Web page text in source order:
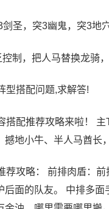
圣，突3幽鬼，突3地
制，把人马替换龙骑
型搭配问题,求解答!
搭配推荐攻略来啦！
地小牛、半人马酋长
荐攻略： 前排肉盾：
面的队友。 中排多